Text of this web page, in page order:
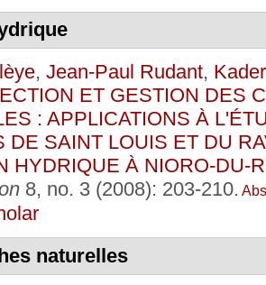
, Jean-Paul Rudant,
ET GESTION DES
: APPLICATIONS À
DE SAINT LOUIS ET DU
HYDRIQUE À NIORO-DU-
8, no. 3 (2008): 203-210.
naturelles